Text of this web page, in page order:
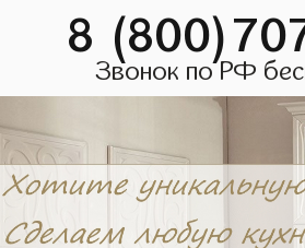
8
Звонок по РФ